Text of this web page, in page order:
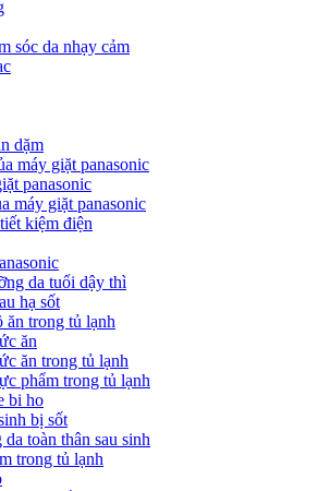
sóc da nhạy cảm
dặm
máy giặt panasonic
panasonic
máy giặt panasonic
kiệm điện
da tuổi dậy thì
hạ sốt
ăn trong tủ lạnh
ăn
ăn trong tủ lạnh
phẩm trong tủ lạnh
bi ho
bị sốt
toàn thân sau sinh
trong tủ lạnh